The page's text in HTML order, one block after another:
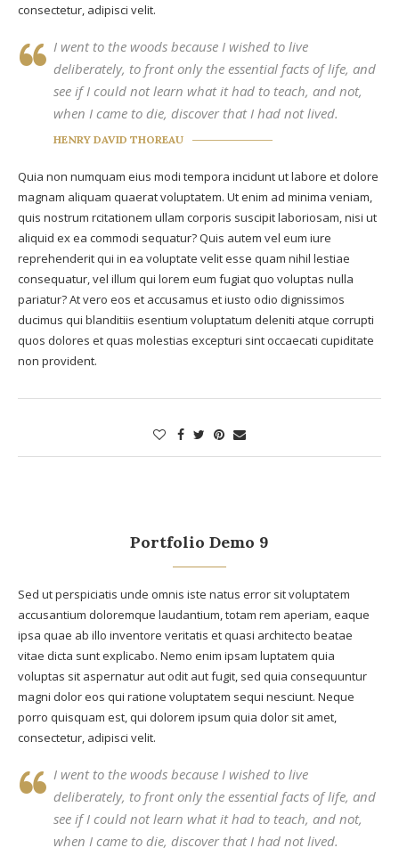
consectetur, adipisci velit.
I went to the woods because I wished to live
deliberately, to front only the essential facts of life, and
see if I could not learn what it had to teach, and not,
when I came to die, discover that I had not lived.
HENRY DAVID THOREAU
Quia non numquam eius modi tempora incidunt ut labore et dolore
magnam aliquam quaerat voluptatem. Ut enim ad minima veniam,
quis nostrum rcitationem ullam corporis suscipit laboriosam, nisi ut
aliquid ex ea commodi sequatur? Quis autem vel eum iure
reprehenderit qui in ea voluptate velit esse quam nihil lestiae
consequatur, vel illum qui lorem eum fugiat quo voluptas nulla
pariatur? At vero eos et accusamus et iusto odio dignissimos
ducimus qui blanditiis esentium voluptatum deleniti atque corrupti
quos dolores et quas molestias excepturi sint occaecati cupiditate
non provident.
Portfolio Demo 9
Sed ut perspiciatis unde omnis iste natus error sit voluptatem
accusantium doloremque laudantium, totam rem aperiam, eaque
ipsa quae ab illo inventore veritatis et quasi architecto beatae
vitae dicta sunt explicabo. Nemo enim ipsam luptatem quia
voluptas sit aspernatur aut odit aut fugit, sed quia consequuntur
magni dolor eos qui ratione voluptatem sequi nesciunt. Neque
porro quisquam est, qui dolorem ipsum quia dolor sit amet,
consectetur, adipisci velit.
I went to the woods because I wished to live
deliberately, to front only the essential facts of life, and
see if I could not learn what it had to teach, and not,
when I came to die, discover that I had not lived.